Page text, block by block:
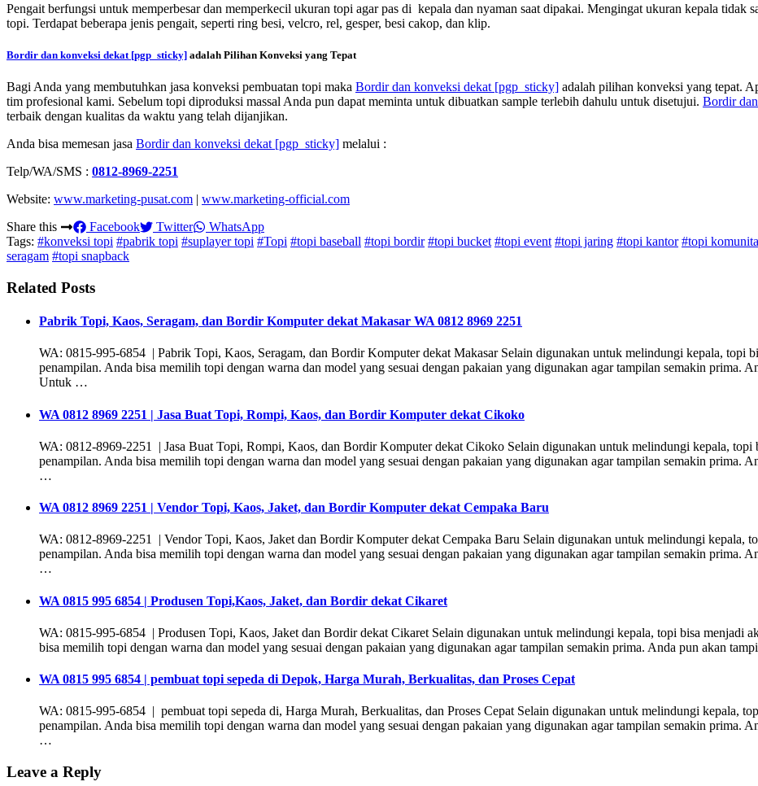
Pengait berfungsi untuk memperbesar dan memperkecil ukuran topi agar pas di kepala dan nyaman saat dipakai. Mengingat ukuran kepala tidak
topi. Terdapat beberapa jenis pengait, seperti ring besi, velcro, rel, gesper, besi cakop, dan klip.
Bordir dan konveksi dekat [pgp_sticky] adalah Pilihan Konveksi yang Tepat
Bagi Anda yang membutuhkan jasa konveksi pembuatan topi maka Bordir dan konveksi dekat [pgp_sticky] adalah pilihan konveksi yang tepat.
tim profesional kami. Sebelum topi diproduksi massal Anda pun dapat meminta untuk dibuatkan sample terlebih dahulu untuk disetujui. Bordir
terbaik dengan kualitas da waktu yang telah dijanjikan.
Anda bisa memesan jasa Bordir dan konveksi dekat [pgp_sticky] melalui :
Telp/WA/SMS : 0812-8969-2251
Website: www.marketing-pusat.com | www.marketing-official.com
Share this
Facebook Twitter
WhatsApp
Tags: #konveksi topi #pabrik topi #suplayer topi #Topi #topi baseball #topi bordir #topi bucket #topi event #topi jaring #topi kantor #topi
seragam #topi snapback
Related Posts
Pabrik Topi, Kaos, Seragam, dan Bordir Komputer dekat Makasar WA 0812 8969 2251
WA: 0815-995-6854 | Pabrik Topi, Kaos, Seragam, dan Bordir Komputer dekat Makasar Selain digunakan untuk melindungi kepala, topi
penampilan. Anda bisa memilih topi dengan warna dan model yang sesuai dengan pakaian yang digunakan agar tampilan semakin prima.
Untuk …
WA 0812 8969 2251 | Jasa Buat Topi, Rompi, Kaos, dan Bordir Komputer dekat Cikoko
WA: 0812-8969-2251 | Jasa Buat Topi, Rompi, Kaos, dan Bordir Komputer dekat Cikoko Selain digunakan untuk melindungi kepala, topi
penampilan. Anda bisa memilih topi dengan warna dan model yang sesuai dengan pakaian yang digunakan agar tampilan semakin prima.
…
WA 0812 8969 2251 | Vendor Topi, Kaos, Jaket, dan Bordir Komputer dekat Cempaka Baru
WA: 0812-8969-2251 | Vendor Topi, Kaos, Jaket dan Bordir Komputer dekat Cempaka Baru Selain digunakan untuk melindungi kepala,
penampilan. Anda bisa memilih topi dengan warna dan model yang sesuai dengan pakaian yang digunakan agar tampilan semakin prima.
…
WA 0815 995 6854 | Produsen Topi,Kaos, Jaket, dan Bordir dekat Cikaret
WA: 0815-995-6854 | Produsen Topi, Kaos, Jaket dan Bordir dekat Cikaret Selain digunakan untuk melindungi kepala, topi bisa menjadi
bisa memilih topi dengan warna dan model yang sesuai dengan pakaian yang digunakan agar tampilan semakin prima. Anda pun akan
WA 0815 995 6854 | pembuat topi sepeda di Depok, Harga Murah, Berkualitas, dan Proses Cepat
WA: 0815-995-6854 | pembuat topi sepeda di, Harga Murah, Berkualitas, dan Proses Cepat Selain digunakan untuk melindungi kepala,
penampilan. Anda bisa memilih topi dengan warna dan model yang sesuai dengan pakaian yang digunakan agar tampilan semakin prima.
…
Leave a Reply